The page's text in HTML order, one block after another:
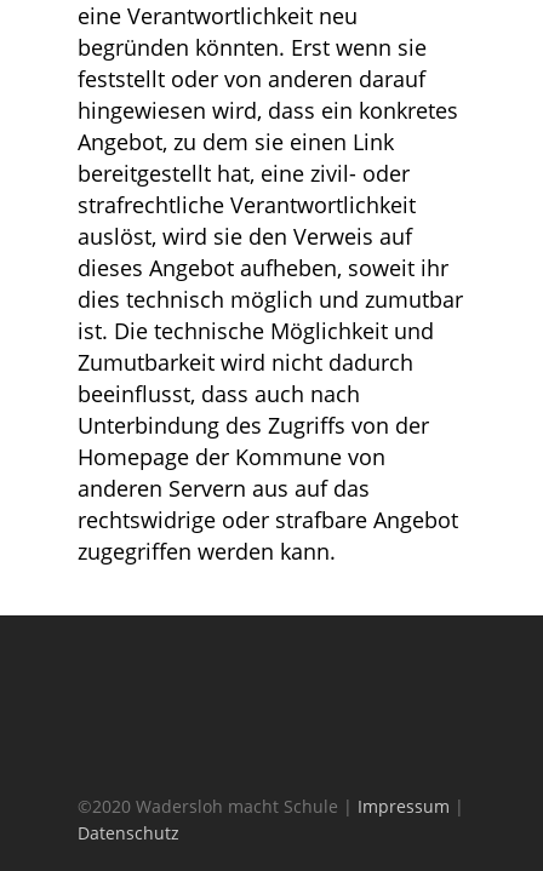
eine Verantwortlichkeit neu
begründen könnten. Erst wenn sie
feststellt oder von anderen darauf
hingewiesen wird, dass ein konkretes
Angebot, zu dem sie einen Link
bereitgestellt hat, eine zivil- oder
strafrechtliche Verantwortlichkeit
auslöst, wird sie den Verweis auf
dieses Angebot aufheben, soweit ihr
dies technisch möglich und zumutbar
ist. Die technische Möglichkeit und
Zumutbarkeit wird nicht dadurch
beeinflusst, dass auch nach
Unterbindung des Zugriffs von der
Homepage der Kommune von
anderen Servern aus auf das
rechtswidrige oder strafbare Angebot
zugegriffen werden kann.
©2020 Wadersloh macht Schule | Impressum |
Datenschutz